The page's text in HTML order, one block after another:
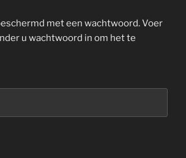
met een wachtwoord. Voer
u wachtwoord in om het te